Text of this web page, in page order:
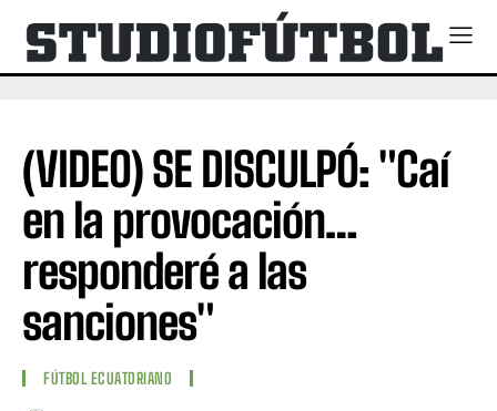
(VIDEO) SE DISCULPÓ: "Caí
en la provocación…
responderé a las
sanciones"
FÚTBOL ECUATORIANO